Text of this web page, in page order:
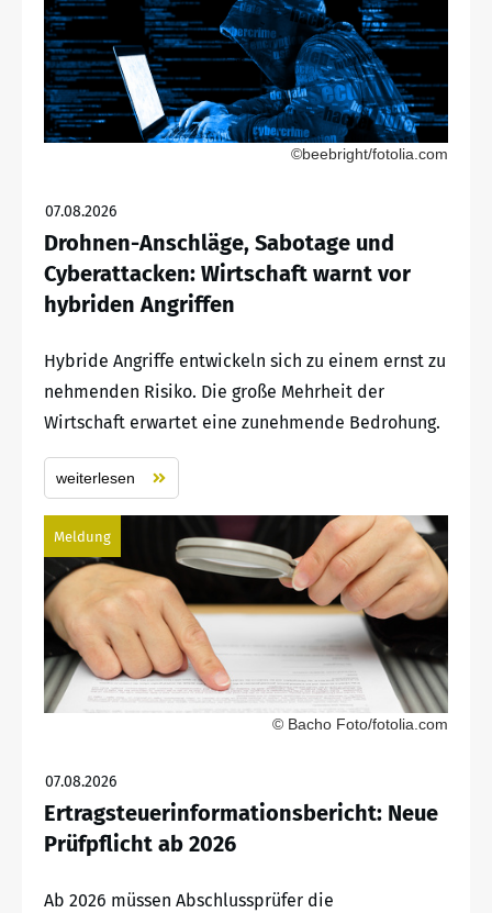
©beebright/fotolia.com
07.08.2026
Drohnen-Anschläge, Sabotage und
Cyberattacken: Wirtschaft warnt vor
hybriden Angriffen
Hybride Angriffe entwickeln sich zu einem ernst zu
nehmenden Risiko. Die große Mehrheit der
Wirtschaft erwartet eine zunehmende Bedrohung.
weiterlesen
Meldung
© Bacho Foto/fotolia.com
07.08.2026
Ertragsteuerinformationsbericht: Neue
Prüfpflicht ab 2026
Ab 2026 müssen Abschlussprüfer die